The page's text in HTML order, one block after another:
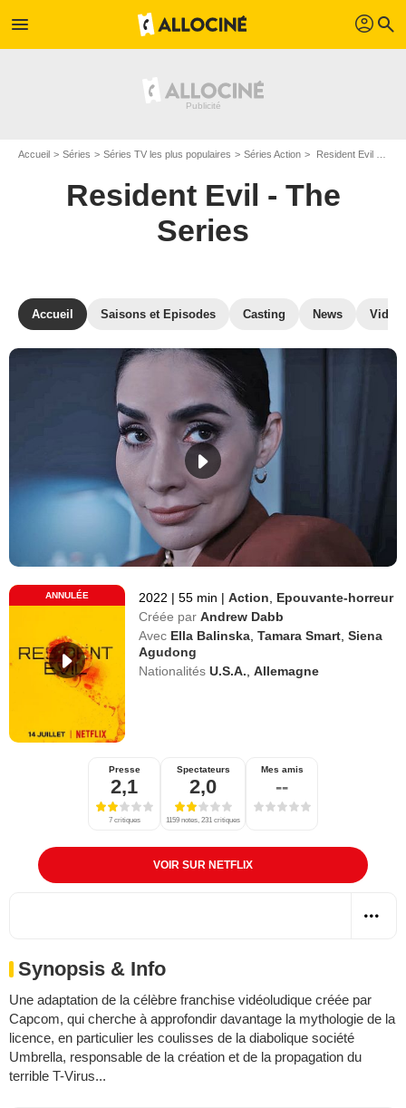
menu profil search
Accueil Séries Séries TV les plus populaires Séries Action Resident Evil - The Series
Resident Evil - The
Series
Accueil Saisons et Episodes Casting News
ANNULÉE 2022 | 55 min | Action
Epouvante-horreur
Créée par Andrew Dabb
Avec Ella Balinska ,Tamara Smart ,Siena
Agudong
Nationalités U.S.A. ,Allemagne
Presse
2,1
7 critiques
Spectateurs
2,0
1159 notes, 231 critiques
Mes amis
--
VOIR SUR NETFLIX
Synopsis & Info
Une adaptation de la célèbre franchise vidéoludique créée par
Capcom, qui cherche à approfondir davantage la mythologie de la
licence, en particulier les coulisses de la diabolique société
Umbrella, responsable de la création et de la propagation du
terrible T-Virus...